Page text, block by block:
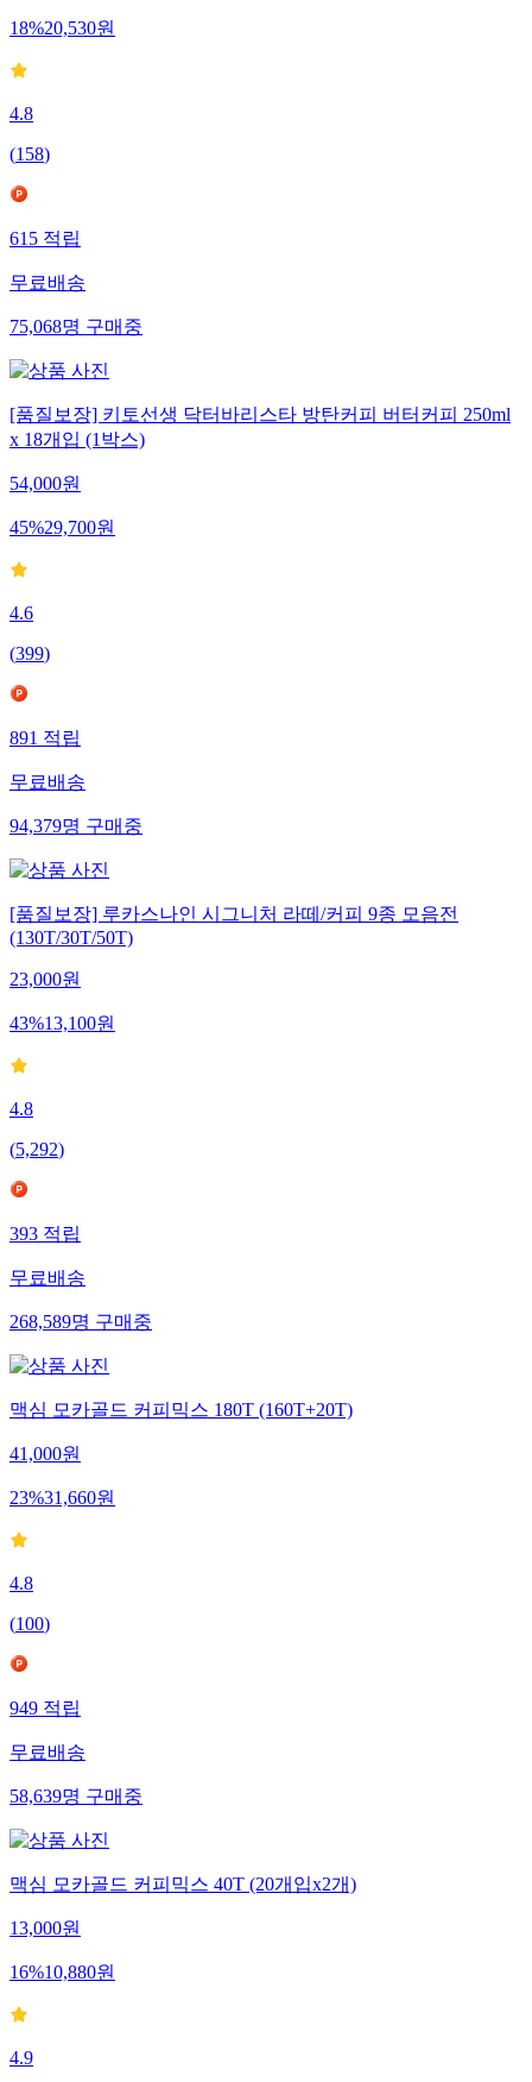
18%20,530원
4.8
(158)
615 적립
무료배송
75,068명 구매중
[품질보장] 키토선생 닥터바리스타 방탄커피 버터커피 250ml
x 18개입 (1박스)
54,000원
45%29,700원
4.6
(399)
891 적립
무료배송
94,379명 구매중
[품질보장] 루카스나인 시그니처 라떼/커피 9종 모음전
(130T/30T/50T)
23,000원
43%13,100원
4.8
(5,292)
393 적립
무료배송
268,589명 구매중
맥심 모카골드 커피믹스 180T (160T+20T)
41,000원
23%31,660원
4.8
(100)
949 적립
무료배송
58,639명 구매중
맥심 모카골드 커피믹스 40T (20개입x2개)
13,000원
16%10,880원
4.9